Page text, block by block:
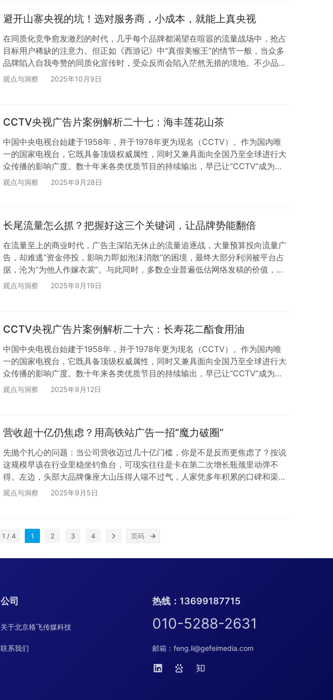
避开山寨央视的坑！选对服务商，小成本，就能上真央视
在同质化竞争愈发激烈的时代，几乎每个品牌都渴望在喧嚣的流量战场中，抢占
目标用户稀缺的注意力。但正如《西游记》中“真假美猴王”的情节一般，当众多
品牌陷入自我夸赞的同质化宣传时，受众反而会陷入茫然无措的境地。不少品牌
明明每天在业绩竞争中“卷生卷死”，销售成本却不降反升，利润空间也随之不断
观点与洞察 2025年10月9日
CCTV央视广告片案例解析二十七：海丰莲花山茶
中国中央电视台始建于1958年，并于1978年更为现名（CCTV）。作为国内唯
一的国家电视台，它既具备顶级权威属性，同时又兼具面向全国乃至全球进行大
众传播的影响广度。数十年来各类优质节目的持续输出，早已让“CCTV”成为广
大受众心中的超级符号。 来源：央视网 01- 海丰莲花山茶央视广告内容有何特
观点与洞察 2025年9月28日
长尾流量怎么抓？把握好这三个关键词，让品牌势能翻倍
在流量至上的商业时代，广告主深陷无休止的流量追逐战，大量预算投向流量广
告，却难逃“资金停投，影响力即如泡沫消散”的困境，最终大部分利润被平台占
据，沦为“为他人作嫁衣裳”。与此同时，多数企业普遍低估网络发稿的价值，未
能察觉其在品牌塑造中的巨大能量。事实上，若想充分发挥网络发稿价值、抓住
观点与洞察 2025年9月19日
CCTV央视广告片案例解析二十六：长寿花二酯食用油
中国中央电视台始建于1958年，并于1978年更为现名（CCTV）。作为国内唯
一的国家电视台，它既具备顶级权威属性，同时又兼具面向全国乃至全球进行大
众传播的影响广度。数十年来各类优质节目的持续输出，早已让“CCTV”成为广
大受众心中的超级符号。 来源：央视网 01- 长寿花二酯食用油央视广告内容有
观点与洞察 2025年9月12日
营收超十亿仍焦虑？用高铁站广告一招“魔力破圈”
先抛个扎心的问题：当公司营收迈过几十亿门槛，你是不是反而更焦虑了？按说
这规模早该在行业里稳坐钓鱼台，可现实往往是卡在第二次增长瓶颈里动弹不
得。左边，头部大品牌像座大山压得人喘不过气，人家凭多年积累的口碑和渠
道，随便动一动就能抢占市场份额；右边，新晋品牌虎视眈眈，靠着灵活的策略
能量…
观点与洞察 2025年9月5日
1 / 4 1 2 3 4
公司
关于北京格飞传媒科技
联系我们
热线：13699187715
010-5288-2631
邮箱：feng.li@gefeimedia.com